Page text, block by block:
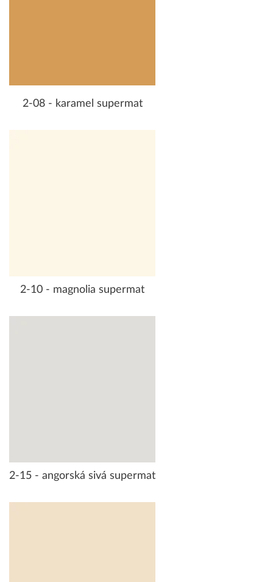
2-08 - karamel supermat
2-10 - magnolia supermat
2-15 - angorská sivá supermat